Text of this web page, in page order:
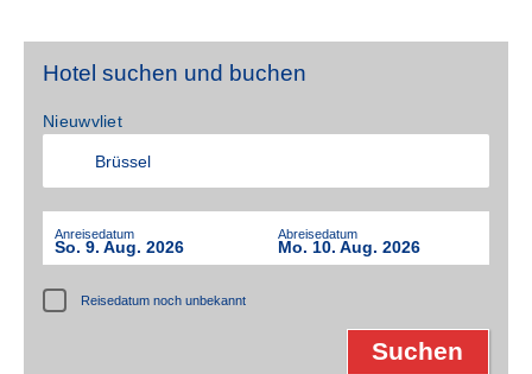
Hotel suchen und buchen
Nieuwvliet
Anreisedatum
So. 9. Aug. 2026
Abreisedatum
Mo. 10. Aug. 2026
Reisedatum noch unbekannt